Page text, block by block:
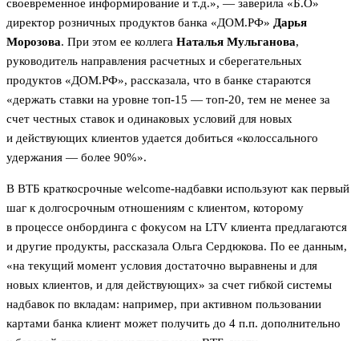
своевременное информирование и т.д.», — заверила «Б.О»
директор розничных продуктов банка «ДОМ.РФ» Дарья
Морозова. При этом ее коллега Наталья Мульганова,
руководитель направления расчетных и сберегательных
продуктов «ДОМ.РФ», рассказала, что в банке стараются
«держать ставки на уровне топ-15 — топ-20, тем не менее за
счет честных ставок и одинаковых условий для новых
и действующих клиентов удается добиться «колоссального
удержания — более 90%».
В ВТБ краткосрочные welcome-надбавки используют как первый
шаг к долгосрочным отношениям с клиентом, которому
в процессе онбординга с фокусом на LTV клиента предлагаются
и другие продукты, рассказала Ольга Сердюкова. По ее данным,
«на текущий момент условия достаточно выравнены и для
новых клиентов, и для действующих» за счет гибкой системы
надбавок по вкладам: например, при активном пользовании
картами банка клиент может получить до 4 п.п. дополнительно